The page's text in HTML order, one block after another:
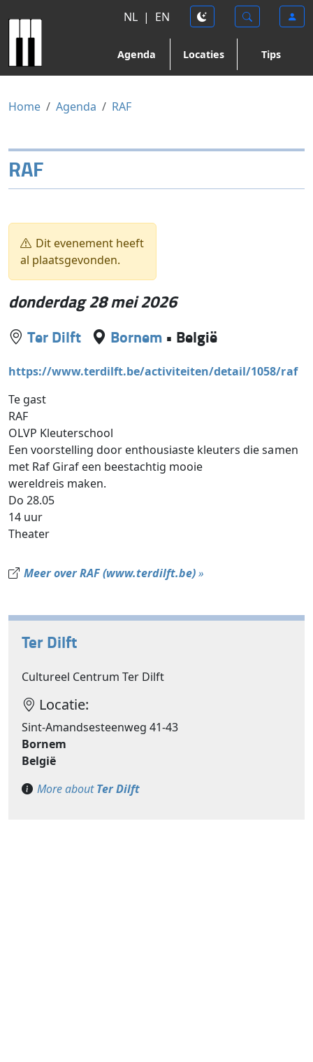
NL | EN
Agenda Locaties Tips
Home Agenda RAF
RAF
Dit evenement heeft
al plaatsgevonden.
donderdag 28 mei 2026
Ter Dilft Bornem • België
https://www.terdilft.be/activiteiten/detail/1058/raf
Te gast
RAF
OLVP Kleuterschool
Een voorstelling door enthousiaste kleuters die samen
met Raf Giraf een beestachtig mooie
wereldreis maken.
Do 28.05
14 uur
Theater
Meer over RAF (www.terdilft.be)»
Ter Dilft
Cultureel Centrum Ter Dilft
Locatie:
Sint-Amandsesteenweg 41-43
Bornem
België
More aboutTer Dilft